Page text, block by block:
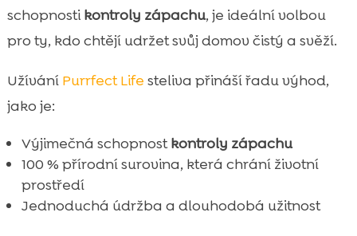
schopnostikontroly zápachu, je ideální volbou
pro ty, kdo chtějí udržet svůj domov čistý a svěží.
Užívání Purrfect Life steliva přináší řadu výhod,
jako je:
Výjimečná schopnostkontroly zápachu
100 % přírodní surovina, která chrání životní
prostředí
Jednoduchá údržba a dlouhodobá užitnost